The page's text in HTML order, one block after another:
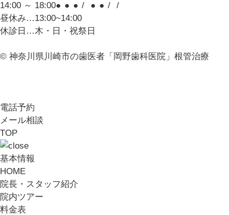
14:00 ～ 18:00● ● ● / ● ● /
/
昼休み…13:00~14:00
休診日…木・日・祝祭日
© 神奈川県川崎市の歯医者「岡野歯科医院」根管治療
電話予約
メール相談
TOP
基本情報
HOME
院長・スタッフ紹介
院内ツアー
料金表